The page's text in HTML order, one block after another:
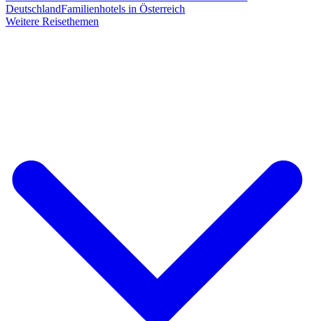
DeutschlandFamilienhotels in Österreich
Weitere Reisethemen